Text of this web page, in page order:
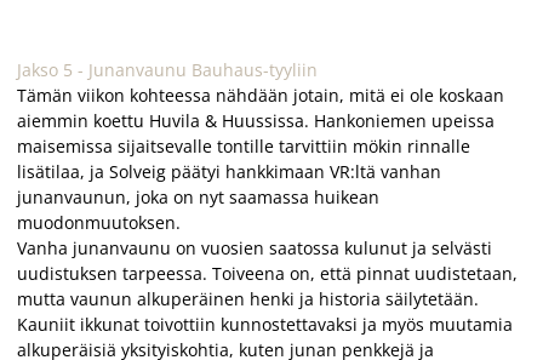
Jakso 5 - Junanvaunu Bauhaus-tyyliin
Tämän viikon kohteessa nähdään jotain, mitä ei ole koskaan
aiemmin koettu Huvila & Huussissa. Hankoniemen upeissa
maisemissa sijaitsevalle tontille tarvittiin mökin rinnalle
lisätilaa, ja Solveig päätyi hankkimaan VR:ltä vanhan
junanvaunun, joka on nyt saamassa huikean
muodonmuutoksen.
Vanha junanvaunu on vuosien saatossa kulunut ja selvästi
uudistuksen tarpeessa. Toiveena on, että pinnat uudistetaan,
mutta vaunun alkuperäinen henki ja historia säilytetään.
Kauniit ikkunat toivottiin kunnostettavaksi ja myös muutamia
alkuperäisiä yksityiskohtia, kuten junan penkkejä ja